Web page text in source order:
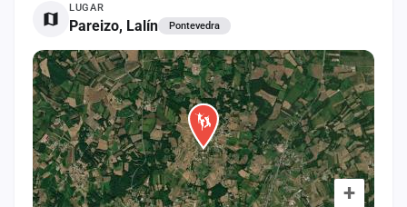
LUGAR
Pareizo, Lalín Pontevedra
+